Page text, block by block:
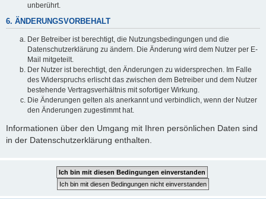
unberührt.
6. ÄNDERUNGSVORBEHALT
Der Betreiber ist berechtigt, die Nutzungsbedingungen und die
Datenschutzerklärung zu ändern. Die Änderung wird dem Nutzer per E-
Mail mitgeteilt.
Der Nutzer ist berechtigt, den Änderungen zu widersprechen. Im Falle
des Widerspruchs erlischt das zwischen dem Betreiber und dem Nutzer
bestehende Vertragsverhältnis mit sofortiger Wirkung.
Die Änderungen gelten als anerkannt und verbindlich, wenn der Nutzer
den Änderungen zugestimmt hat.
Informationen über den Umgang mit Ihren persönlichen Daten sind
in der Datenschutzerklärung enthalten.